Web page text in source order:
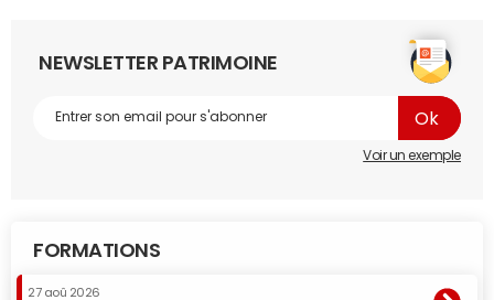
NEWSLETTER PATRIMOINE
Voir un exemple
FORMATIONS
27 aoû 2026